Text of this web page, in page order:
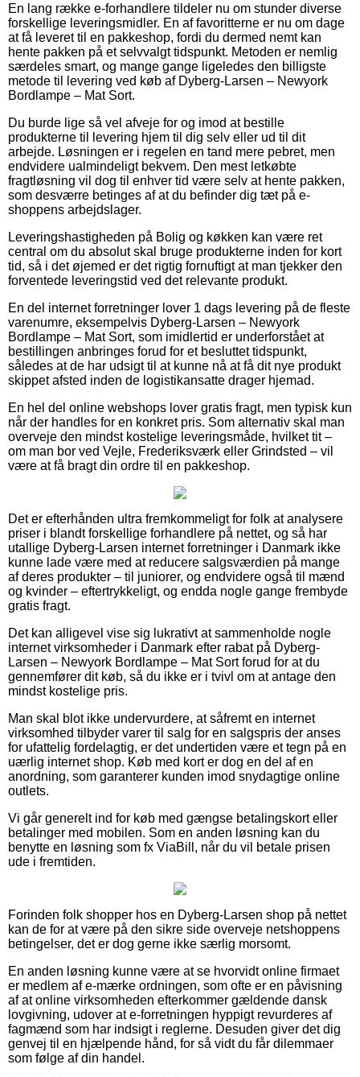
En lang række e-forhandlere tildeler nu om stunder diverse
forskellige leveringsmidler. En af favoritterne er nu om dage
at få leveret til en pakkeshop, fordi du dermed nemt kan
hente pakken på et selvvalgt tidspunkt. Metoden er nemlig
særdeles smart, og mange gange ligeledes den billigste
metode til levering ved køb af Dyberg-Larsen – Newyork
Bordlampe – Mat Sort.
Du burde lige så vel afveje for og imod at bestille
produkterne til levering hjem til dig selv eller ud til dit
arbejde. Løsningen er i regelen en tand mere pebret, men
endvidere ualmindeligt bekvem. Den mest letkøbte
fragtløsning vil dog til enhver tid være selv at hente pakken,
som desværre betinges af at du befinder dig tæt på e-
shoppens arbejdslager.
Leveringshastigheden på Bolig og køkken kan være ret
central om du absolut skal bruge produkterne inden for kort
tid, så i det øjemed er det rigtig fornuftigt at man tjekker den
forventede leveringstid ved det relevante produkt.
En del internet forretninger lover 1 dags levering på de fleste
varenumre, eksempelvis Dyberg-Larsen – Newyork
Bordlampe – Mat Sort, som imidlertid er underforstået at
bestillingen anbringes forud for et besluttet tidspunkt,
således at de har udsigt til at kunne nå at få dit nye produkt
skippet afsted inden de logistikansatte drager hjemad.
En hel del online webshops lover gratis fragt, men typisk kun
når der handles for en konkret pris. Som alternativ skal man
overveje den mindst kostelige leveringsmåde, hvilket tit –
om man bor ved Vejle, Frederiksværk eller Grindsted – vil
være at få bragt din ordre til en pakkeshop.
Det er efterhånden ultra fremkommeligt for folk at analysere
priser i blandt forskellige forhandlere på nettet, og så har
utallige Dyberg-Larsen internet forretninger i Danmark ikke
kunne lade være med at reducere salgsværdien på mange
af deres produkter – til juniorer, og endvidere også til mænd
og kvinder – eftertrykkeligt, og endda nogle gange frembyde
gratis fragt.
Det kan alligevel vise sig lukrativt at sammenholde nogle
internet virksomheder i Danmark efter rabat på Dyberg-
Larsen – Newyork Bordlampe – Mat Sort forud for at du
gennemfører dit køb, så du ikke er i tvivl om at antage den
mindst kostelige pris.
Man skal blot ikke undervurdere, at såfremt en internet
virksomhed tilbyder varer til salg for en salgspris der anses
for ufattelig fordelagtig, er det undertiden være et tegn på en
uærlig internet shop. Køb med kort er dog en del af en
anordning, som garanterer kunden imod snydagtige online
outlets.
Vi går generelt ind for køb med gængse betalingskort eller
betalinger med mobilen. Som en anden løsning kan du
benytte en løsning som fx ViaBill, når du vil betale prisen
ude i fremtiden.
Forinden folk shopper hos en Dyberg-Larsen shop på nettet
kan de for at være på den sikre side overveje netshoppens
betingelser, det er dog gerne ikke særlig morsomt.
En anden løsning kunne være at se hvorvidt online firmaet
er medlem af e-mærke ordningen, som ofte er en påvisning
af at online virksomheden efterkommer gældende dansk
lovgivning, udover at e-forretningen hyppigt revurderes af
fagmænd som har indsigt i reglerne. Desuden giver det dig
genvej til en hjælpende hånd, for så vidt du får dilemmaer
som følge af din handel.